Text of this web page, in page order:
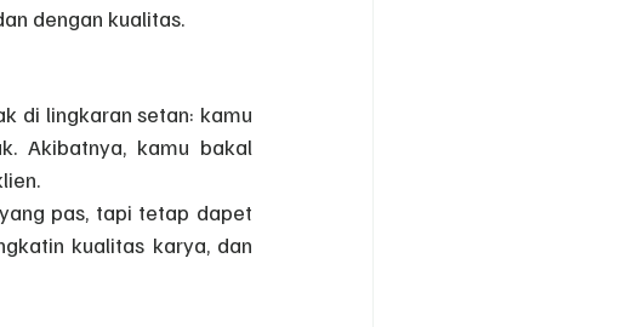
dengan kualitas.
di lingkaran setan: kamu
Akibatnya, kamu bakal
pas, tapi tetap dapet
kualitas karya, dan